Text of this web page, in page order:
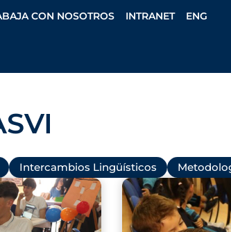
CON NOSOTROS INTRANET ENG
Intercambios Lingüísticos
P
a
g